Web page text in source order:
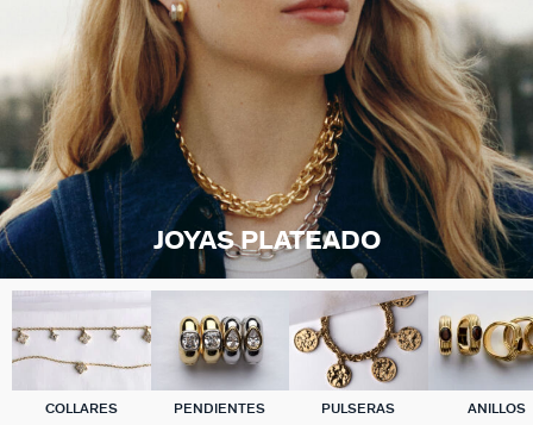
JOYAS PLATEADO
COLLARES PENDIENTES PULSERAS ANILLOS